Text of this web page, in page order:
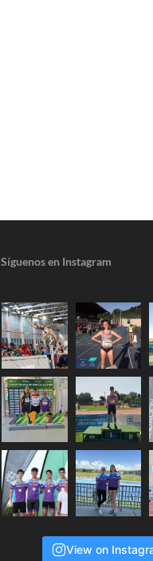
Síguenos en Instagram
View on